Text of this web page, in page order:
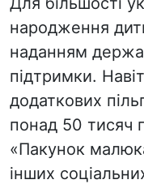
народження
наданням
підтримки.
додаткових
понад 50 тисяч
«Пакунок
інших